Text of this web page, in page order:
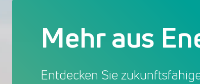
Mehr aus
Entdecken Sie